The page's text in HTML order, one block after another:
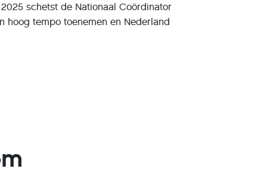
schetst de Nationaal Coördinator
hoog tempo toenemen en Nederland